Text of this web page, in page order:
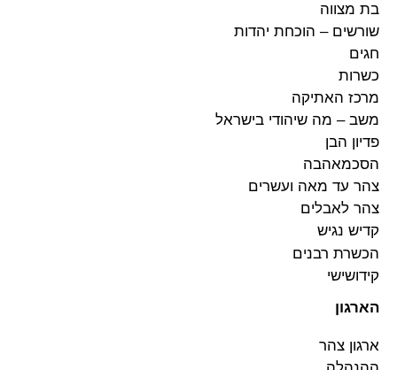
בת מצווה
שורשים – הוכחת יהדות
חגים
כשרות
מרכז האתיקה
משב – מה שיהודי בישראל
פדיון הבן
הסכמאהבה
צהר עד מאה ועשרים
צהר לאבלים
קדיש נגיש
הכשרת רבנים
קידושישי
הארגון
ארגון צהר